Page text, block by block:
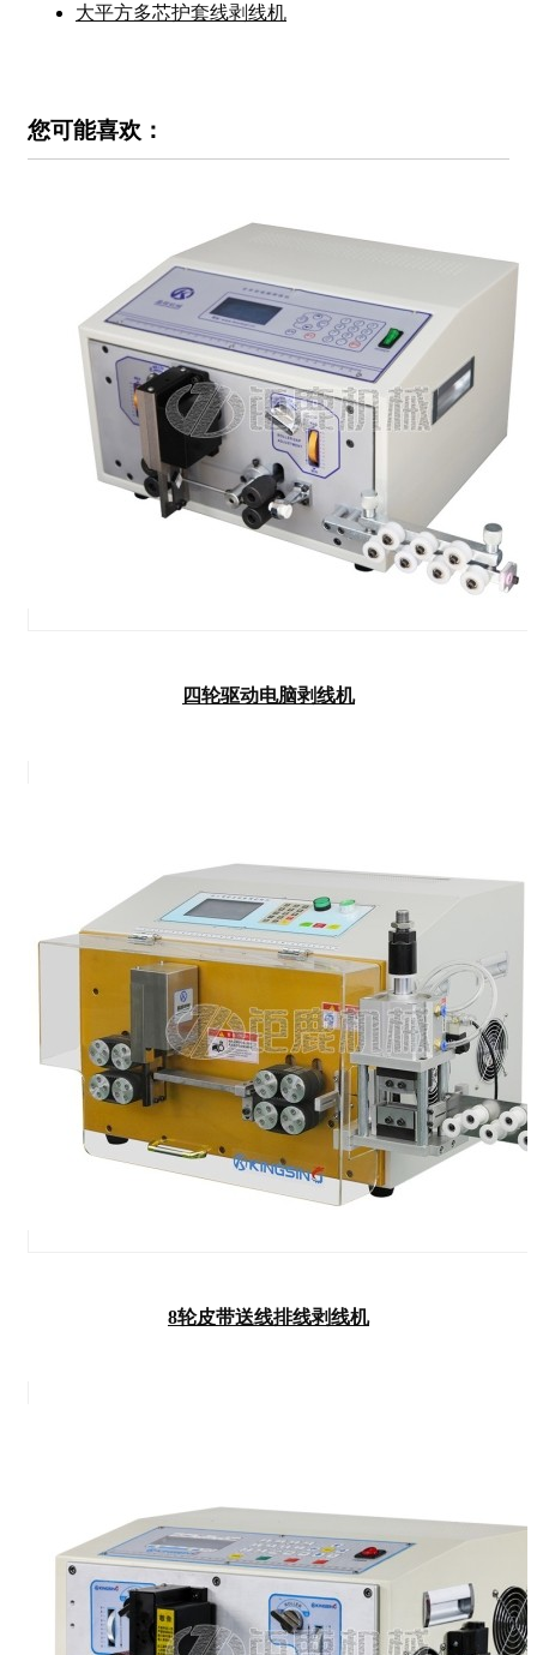
大平方多芯护套线剥线机
您可能喜欢：
四轮驱动电脑剥线机
8轮皮带送线排线剥线机